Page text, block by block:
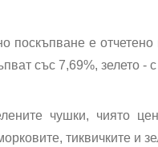
поскъпване е
със 7,69%, зелето -
чушки, чиято
тиквичките и